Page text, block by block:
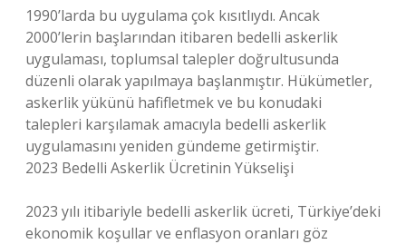
1990’larda bu uygulama çok kısıtlıydı. Ancak
2000’lerin başlarından itibaren bedelli askerlik
uygulaması, toplumsal talepler doğrultusunda
düzenli olarak yapılmaya başlanmıştır. Hükümetler,
askerlik yükünü hafifletmek ve bu konudaki
talepleri karşılamak amacıyla bedelli askerlik
uygulamasını yeniden gündeme getirmiştir.
2023 Bedelli Askerlik Ücretinin Yükselişi
2023 yılı itibariyle bedelli askerlik ücreti, Türkiye’deki
ekonomik koşullar ve enflasyon oranları göz